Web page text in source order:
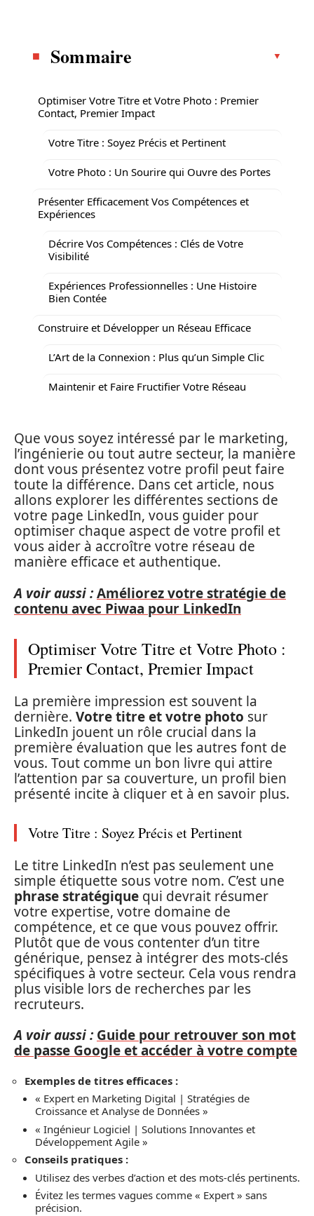
Sommaire
Optimiser Votre Titre et Votre Photo : Premier
Contact, Premier Impact
Votre Titre : Soyez Précis et Pertinent
Votre Photo : Un Sourire qui Ouvre des Portes
Présenter Efficacement Vos Compétences et
Expériences
Décrire Vos Compétences : Clés de Votre
Visibilité
Expériences Professionnelles : Une Histoire
Bien Contée
Construire et Développer un Réseau Efficace
L’Art de la Connexion : Plus qu’un Simple Clic
Maintenir et Faire Fructifier Votre Réseau
Que vous soyez intéressé par le marketing,
l’ingénierie ou tout autre secteur, la manière
dont vous présentez votre profil peut faire
toute la différence. Dans cet article, nous
allons explorer les différentes sections de
votre page LinkedIn, vous guider pour
optimiser chaque aspect de votre profil et
vous aider à accroître votre réseau de
manière efficace et authentique.
A voir aussi :Améliorez votre stratégie de
contenu avec Piwaa pour LinkedIn
Optimiser Votre Titre et Votre Photo :
Premier Contact, Premier Impact
La première impression est souvent la
dernière. Votre titre et votre photo sur
LinkedIn jouent un rôle crucial dans la
première évaluation que les autres font de
vous. Tout comme un bon livre qui attire
l’attention par sa couverture, un profil bien
présenté incite à cliquer et à en savoir plus.
Votre Titre : Soyez Précis et Pertinent
Le titre LinkedIn n’est pas seulement une
simple étiquette sous votre nom. C’est une
phrase stratégique qui devrait résumer
votre expertise, votre domaine de
compétence, et ce que vous pouvez offrir.
Plutôt que de vous contenter d’un titre
générique, pensez à intégrer des mots-clés
spécifiques à votre secteur. Cela vous rendra
plus visible lors de recherches par les
recruteurs.
A voir aussi : Guide pour retrouver son mot
de passe Google et accéder à votre compte
Exemples de titres efficaces :
« Expert en Marketing Digital | Stratégies de
Croissance et Analyse de Données »
« Ingénieur Logiciel | Solutions Innovantes et
Développement Agile »
Conseils pratiques :
Utilisez des verbes d’action et des mots-clés pertinents.
Évitez les termes vagues comme « Expert » sans
précision.